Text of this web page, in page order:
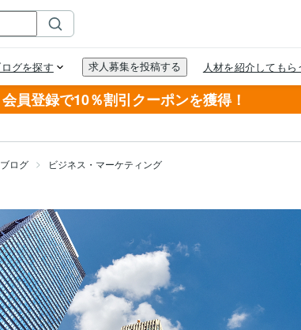
会員登録で10％割引クーポンを獲得！
ブログ ビジネス・マーケティング